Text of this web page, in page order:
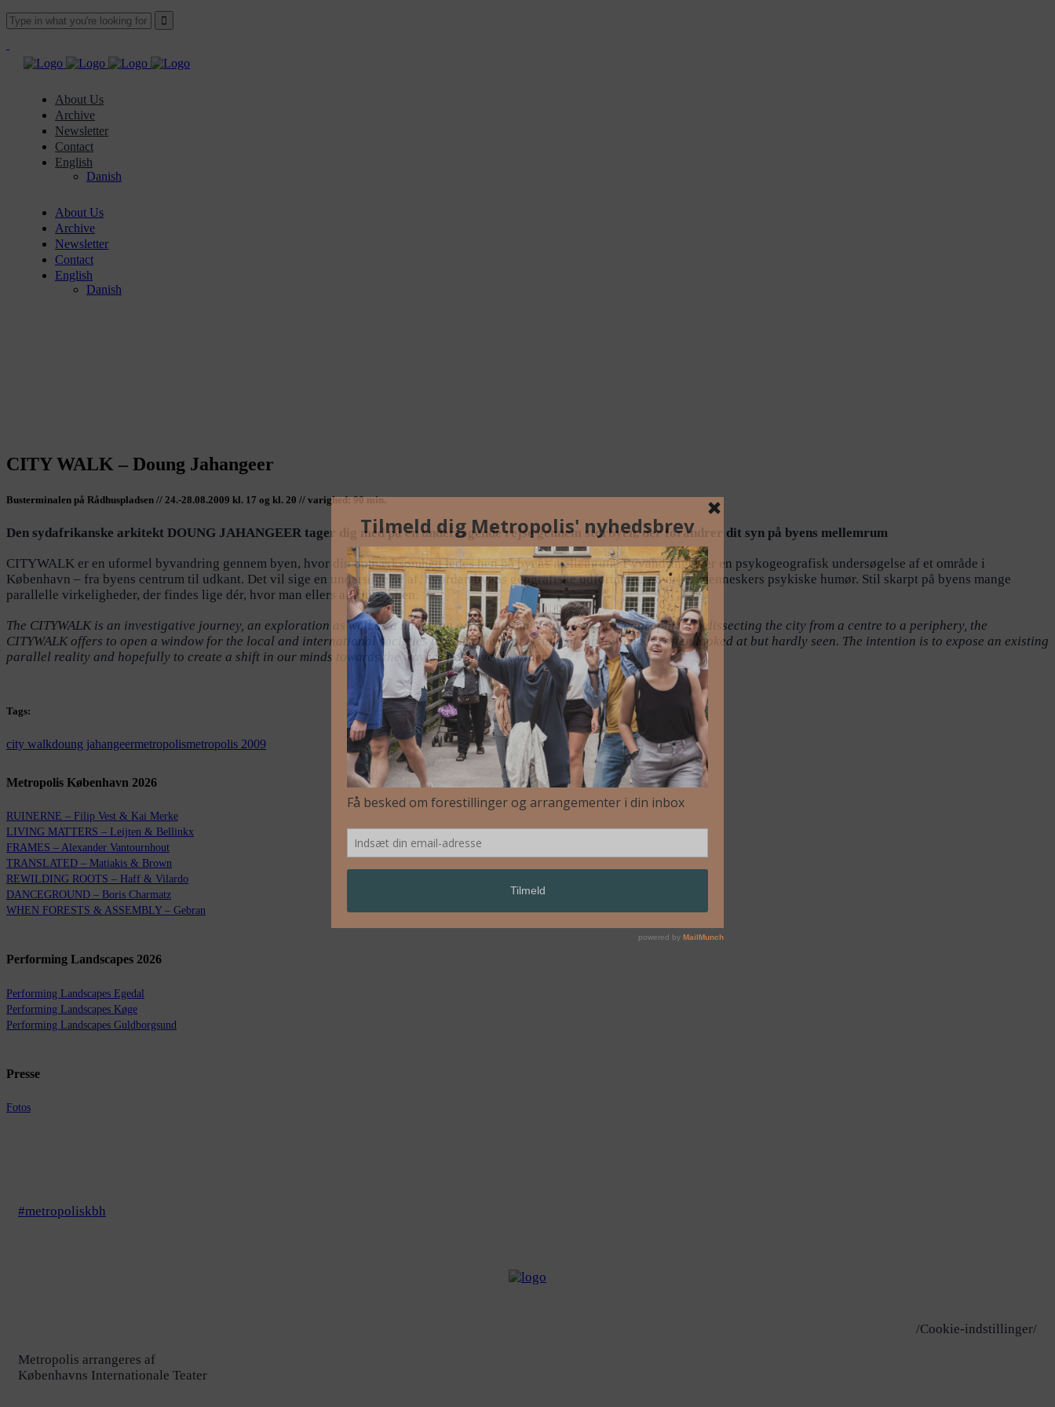
About Us
Archive
Newsletter
Contact
English
Danish
About Us
Archive
Newsletter
Contact
English
Danish
CITY WALK – Doung Jahangeer
Busterminalen på Rådhuspladsen // 24.-28.08.2009 kl. 17 og kl. 20 // varighed: 90 min.
Den sydafrikanske arkitekt DOUNG JAHANGEER tager dig med på en undersøgende rejse gennem storbyen, der forandrer dit syn på byens mellemrum
CITYWALK er en uformel byvandring gennem byen, hvor din opmærksomhed ledes hen på byens mellemrum. Byvandringen er en psykogeografisk undersøgelse af et område i
København – fra byens centrum til udkant. Det vil sige en undersøgelse af, hvordan byens geografiske udformning påvirker menneskers psykiske humør. Stil skarpt på byens mange
parallelle virkeligheder, der findes lige dér, hvor man ellers aldrig ser hen.
The CITYWALK is an investigative journey, an exploration as well as a humbling and cautionary tale. Psycho-geographically dissecting the city from a centre to a periphery, the
CITYWALK offers to open a window for the local and international societies to take a peep at a state of inbetweenness often looked at but hardly seen. The intention is to expose an existing
parallel reality and hopefully to create a shift in our minds towards the way we perceive the other.
Tags:
city walkdoung jahangeermetropolismetropolis 2009
Metropolis København 2026
RUINERNE – Filip Vest & Kai Merke
LIVING MATTERS – Leijten & Bellinkx
FRAMES – Alexander Vantournhout
TRANSLATED – Matiakis & Brown
REWILDING ROOTS – Haff & Vilardo
DANCEGROUND – Boris Charmatz
WHEN FORESTS & ASSEMBLY – Gebran
Performing Landscapes 2026
Performing Landscapes Egedal
Performing Landscapes Køge
Performing Landscapes Guldborgsund
Presse
Fotos
#metropoliskbh
/Cookie-indstillinger/
Metropolis arrangeres af
Københavns Internationale Teater